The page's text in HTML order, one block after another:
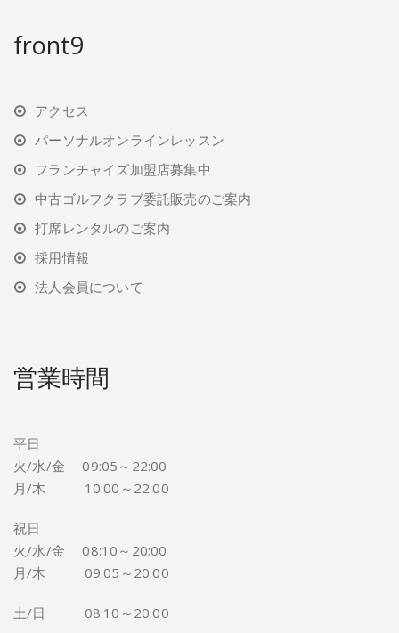
front9
アクセス
パーソナルオンラインレッスン
フランチャイズ加盟店募集中
中古ゴルフクラブ委託販売のご案内
打席レンタルのご案内
採用情報
法人会員について
営業時間
平日
火/水/金 09:05～22:00
月/木 10:00～22:00
祝日
火/水/金 08:10～20:00
月/木 09:05～20:00
土/日 08:10～20:00